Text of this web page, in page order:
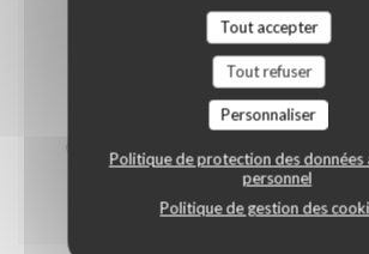
Tout accepter
Tout refuser
Personnaliser
Politique de protection des données
personnel
Politique de gestion des
5,50 EUR
* Contient du porc
Carte des produits allergènes à votre
Carte réalisée par notre Chef Johann
brigade